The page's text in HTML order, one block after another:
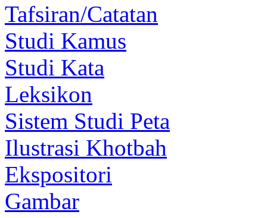
Tafsiran/Catatan
Studi Kamus
Studi Kata
Leksikon
Sistem Studi Peta
Ilustrasi Khotbah
Ekspositori
Gambar